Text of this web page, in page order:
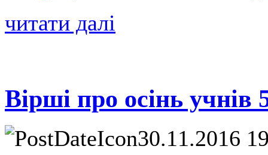
читати далі
Вірші про осінь учнів
30.11.2016